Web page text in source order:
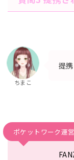
ちまこ
提
ポケットワーク運